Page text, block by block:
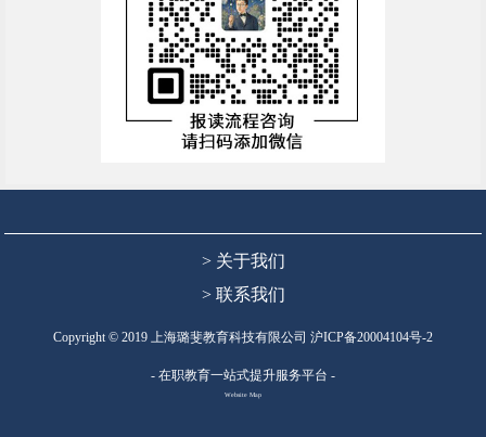
> 关于我们
> 联系我们
Copyright © 2019 上海璐斐教育科技有限公司 沪ICP备20004104号-2
- 在职教育一站式提升服务平台 -
Website Map